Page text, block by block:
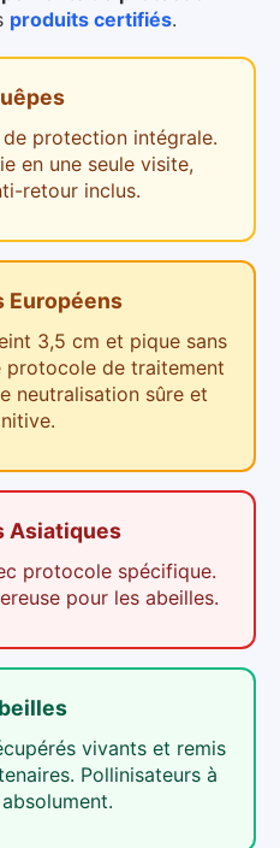
produits certifiés.
protection intégrale.
en une seule visite,
retour inclus.
Européens
3,5 cm et pique sans
protocole de traitement
neutralisation sûre et
Asiatiques
protocole spécifique.
pour les abeilles.
vivants et remis
Pollinisateurs à